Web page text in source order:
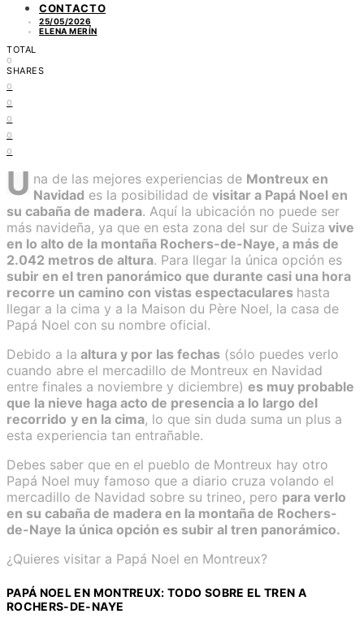
CONTACTO
25/05/2026
ELENA MERÍN
TOTAL
0
SHARES
0
0
0
0
0
U na de las mejores experiencias de Montreux en
Navidad es la posibilidad de visitar a Papá Noel en
su cabaña de madera. Aquí la ubicación no puede ser
más navideña, ya que en esta zona del sur de Suiza vive
en lo alto de la montaña Rochers-de-Naye, a más de
2.042 metros de altura. Para llegar la única opción es
subir en el tren panorámico que durante casi una hora
recorre un camino con vistas espectaculares hasta
llegar a la cima y a la Maison du Père Noel, la casa de
Papá Noel con su nombre oficial.
Debido a la altura y por las fechas (sólo puedes verlo
cuando abre el mercadillo de Montreux en Navidad
entre finales a noviembre y diciembre) es muy probable
que la nieve haga acto de presencia a lo largo del
recorrido y en la cima, lo que sin duda suma un plus a
esta experiencia tan entrañable.
Debes saber que en el pueblo de Montreux hay otro
Papá Noel muy famoso que a diario cruza volando el
mercadillo de Navidad sobre su trineo, pero para verlo
en su cabaña de madera en la montaña de Rochers-
de-Naye la única opción es subir al tren panorámico.
¿Quieres visitar a Papá Noel en Montreux?
PAPÁ NOEL EN MONTREUX: TODO SOBRE EL TREN A
ROCHERS-DE-NAYE